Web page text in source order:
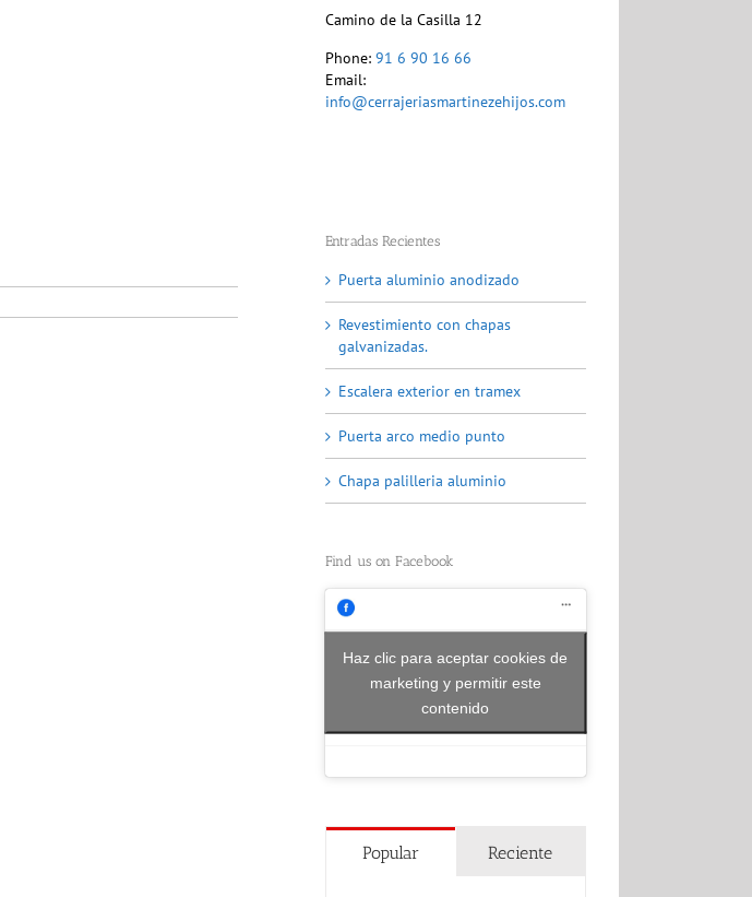
Camino de la Casilla 12
Phone: 91 6 90 16 66
Email:
info@cerrajeriasmartinezehijos.com
Entradas Recientes
Puerta aluminio anodizado
Revestimiento con chapas
galvanizadas.
Escalera exterior en tramex
Puerta arco medio punto
Chapa palilleria aluminio
Find us on Facebook
Haz clic para aceptar cookies de
marketing y permitir este
contenido
Popular Reciente